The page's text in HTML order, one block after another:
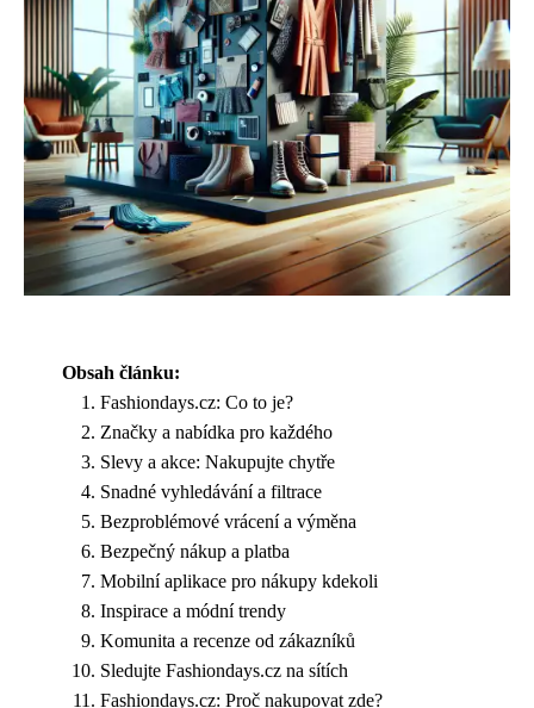
Obsah článku:
Fashiondays.cz: Co to je?
Značky a nabídka pro každého
Slevy a akce: Nakupujte chytře
Snadné vyhledávání a filtrace
Bezproblémové vrácení a výměna
Bezpečný nákup a platba
Mobilní aplikace pro nákupy kdekoli
Inspirace a módní trendy
Komunita a recenze od zákazníků
Sledujte Fashiondays.cz na sítích
Fashiondays.cz: Proč nakupovat zde?